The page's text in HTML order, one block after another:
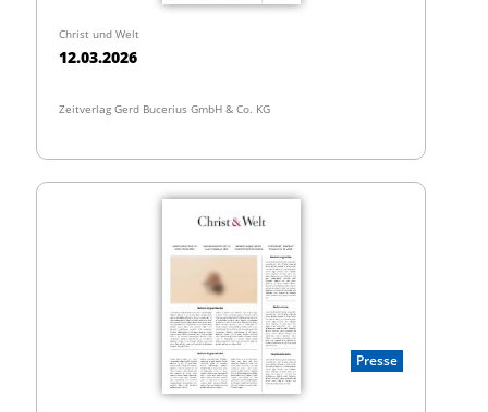
Christ und Welt
12.03.2026
Zeitverlag Gerd Bucerius GmbH & Co. KG
Presse